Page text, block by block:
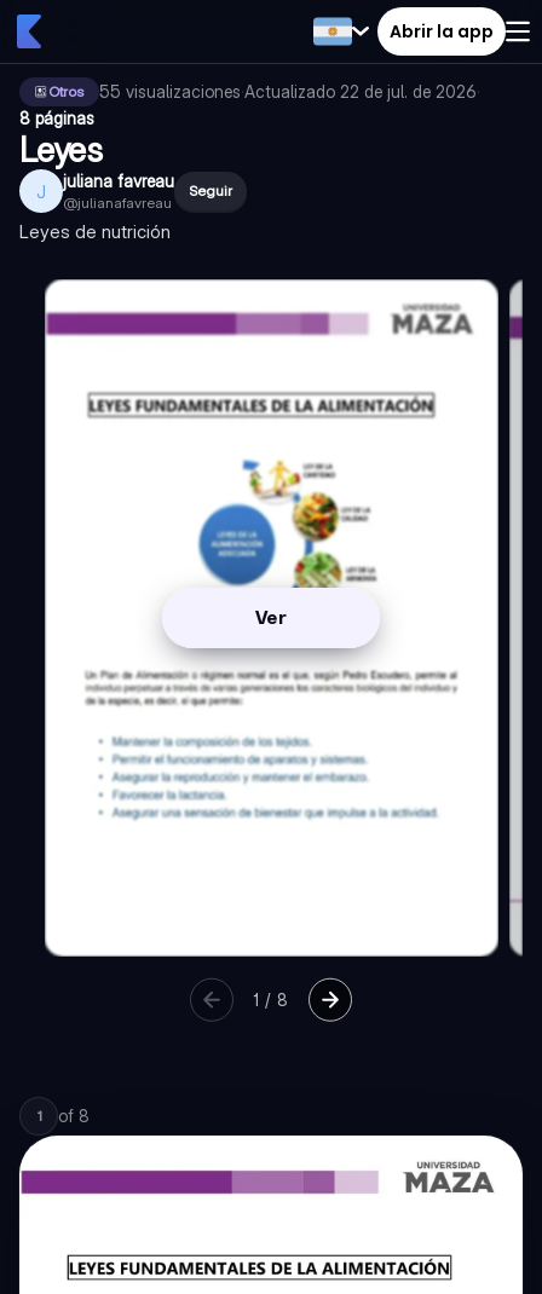
Abrir la app
Otros 55 visualizaciones·Actualizado 22 de jul. de 2026·
8 páginas
Leyes
J juliana favreau
@julianafavreau
Seguir
Leyes de nutrición
Ver
1 / 8
1 of 8